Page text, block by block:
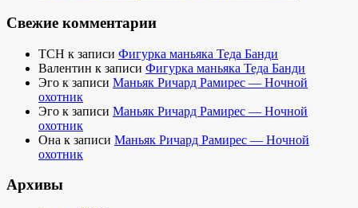
Свежие комментарии
TCH к записи Фигурка маньяка Теда Банди
Валентин к записи Фигурка маньяка Теда Банди
Эго к записи Маньяк Ричард Рамирес — Ночной
охотник
Эго к записи Маньяк Ричард Рамирес — Ночной
охотник
Она к записи Маньяк Ричард Рамирес — Ночной
охотник
Архивы